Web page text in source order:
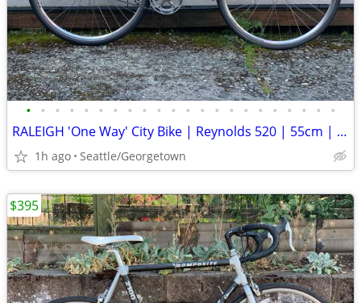
• • • • • • • • • • • • • • • • • • • • • •
RALEIGH 'One Way' City Bike | Reynolds 520 | 55cm | 5'9"- 6' +
1h ago Seattle/Georgetown
$395